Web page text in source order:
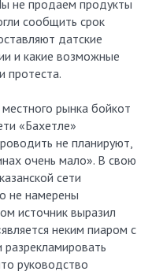
не продаем продукты
сообщить срок
датские
и какие возможные
протеста.
рынка бойкот
«Бахетле»
не планируют,
очень мало». В свою
сети
не намерены
источник выразил
неким пиаром с
руководство